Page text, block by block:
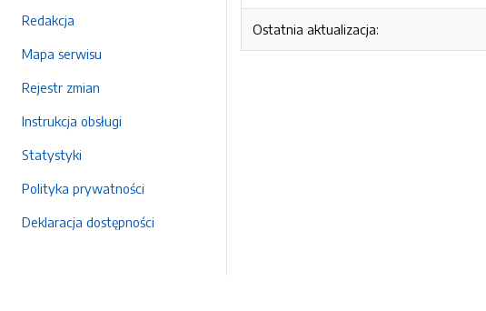
Redakcja
Mapa serwisu
Rejestr zmian
Instrukcja obsługi
Statystyki
Polityka prywatności
Deklaracja dostępności
Ostatnia aktualizacja: